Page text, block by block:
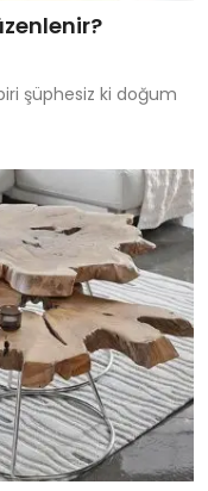
şüphesiz ki doğum